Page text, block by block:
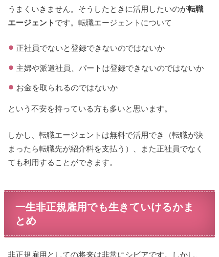
うまくいきません。そうしたときに活用したいのが転職
エージェント です。転職エージェントについて
正社員でないと登録できないのではないか
主婦や派遣社員、パートは登録できないのではないか
お金を取られるのではないか
という不安を持っている方も多いと思います。
しかし、転職エージェントは無料で活用でき（転職が決
まったら転職先が紹介料を支払う）、また正社員でなく
ても利用することができます。
一生非正規雇用でも生きていけるかま
とめ
非正規雇用としての将来は非常にシビアです。しかし、